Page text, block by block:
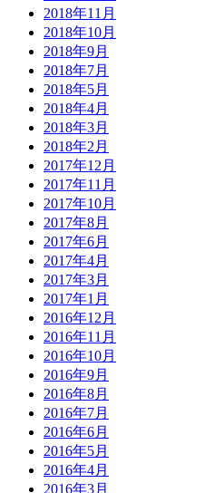
2018年11月
2018年10月
2018年9月
2018年7月
2018年5月
2018年4月
2018年3月
2018年2月
2017年12月
2017年11月
2017年10月
2017年8月
2017年6月
2017年4月
2017年3月
2017年1月
2016年12月
2016年11月
2016年10月
2016年9月
2016年8月
2016年7月
2016年6月
2016年5月
2016年4月
2016年3月